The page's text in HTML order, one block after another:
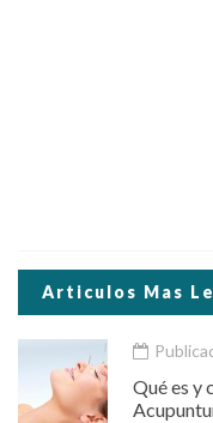
Articulos Mas
Qué es y